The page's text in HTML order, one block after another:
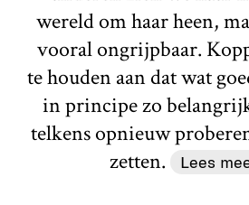
wereld om haar heen,
vooral ongrijpbaar.
te houden aan dat wat
in principe zo
telkens opnieuw
zetten.
Lees